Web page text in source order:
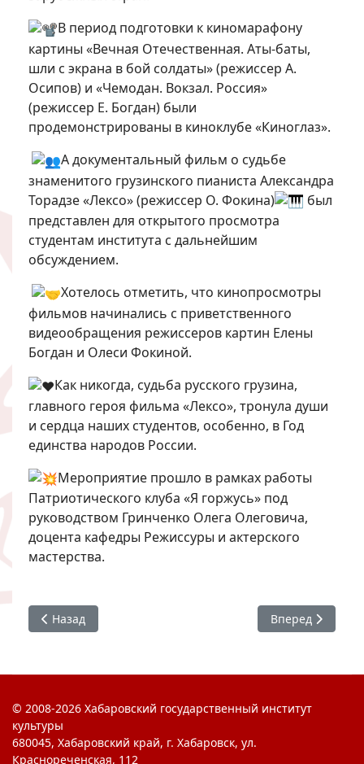
В период подготовки к киномарафону
картины «Вечная Отечественная. Аты-баты,
шли с экрана в бой солдаты» (режиссер А.
Осипов) и «Чемодан. Вокзал. Россия»
(режиссер Е. Богдан) были
продемонстрированы в киноклубе «Киноглаз».
А документальный фильм о судьбе
знаменитого грузинского пианиста Александра
Торадзе «Лексо» (режиссер О. Фокина)
был
представлен для открытого просмотра
студентам института с дальнейшим
обсуждением.
Хотелось отметить, что кинопросмотры
фильмов начинались с приветственного
видеообращения режиссеров картин Елены
Богдан и Олеси Фокиной.
Как никогда, судьба русского грузина,
главного героя фильма «Лексо», тронула души
и сердца наших студентов, особенно, в Год
единства народов России.
Мероприятие прошло в рамках работы
Патриотического клуба «Я горжусь» под
руководством Гринченко Олега Олеговича,
доцента кафедры Режиссуры и актерского
мастерства.
Предыдущий: #ХГИК : посещение ассоциации
Назад Следующий:
Вперед
© 2008-2026 Хабаровский государственный институт
культуры
680045, Хабаровский край, г. Хабаровск, ул.
Краснореченская, 112